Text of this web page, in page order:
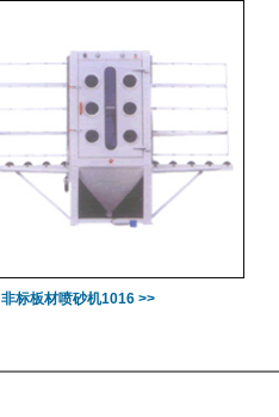
非标板材喷砂机1016 >>